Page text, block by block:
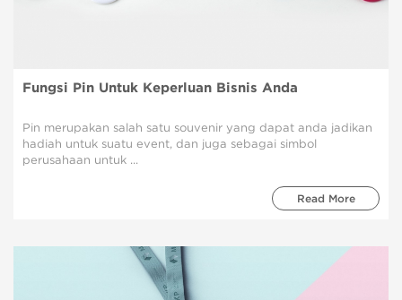
Fungsi Pin Untuk Keperluan Bisnis Anda
Pin merupakan salah satu souvenir yang dapat anda jadikan
hadiah untuk suatu event, dan juga sebagai simbol
perusahaan untuk ...
Read More